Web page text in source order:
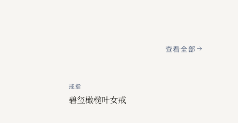
查看全部
戒指
碧玺橄榄叶女戒